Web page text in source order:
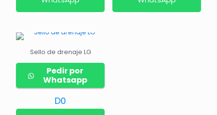
Sello de drenaje LG
Pedir por
Whatsapp
D0